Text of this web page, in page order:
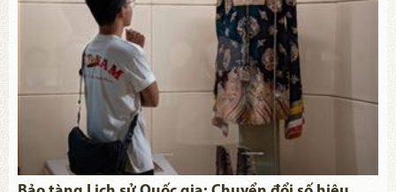
từng có và tối ưu hóa quản lý di sản trong kỷ nguyên kết nối toàn